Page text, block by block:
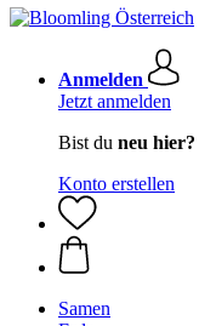
Anmelden
Jetzt anmelden
Bist du neu hier?
Konto erstellen
Samen